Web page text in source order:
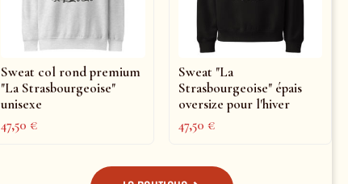
Sweat col rond premium
"La Strasbourgeoise"
unisexe
47,50€
Sweat "La
Strasbourgeoise" épais
oversize pour l'hiver
47,50€